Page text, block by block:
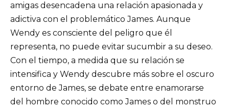
amigas desencadena una relación apasionada y
adictiva con el problemático James. Aunque
Wendy es consciente del peligro que él
representa, no puede evitar sucumbir a su deseo.
Con el tiempo, a medida que su relación se
intensifica y Wendy descubre más sobre el oscuro
entorno de James, se debate entre enamorarse
del hombre conocido como James o del monstruo